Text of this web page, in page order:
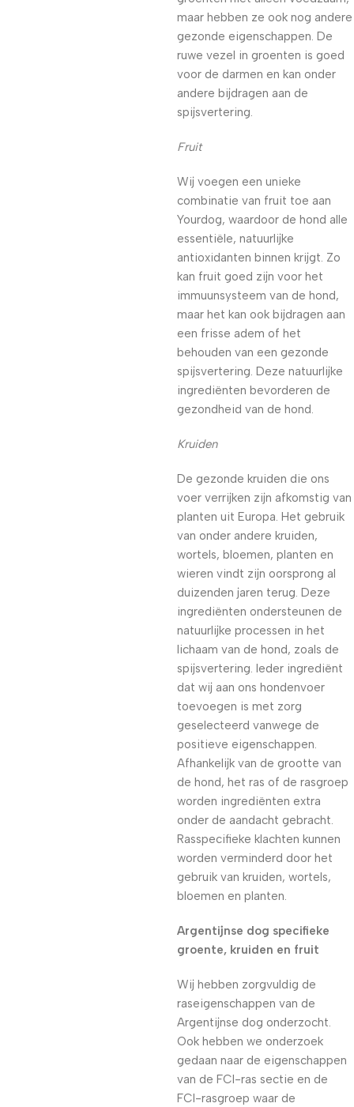
maar hebben ze ook nog andere
gezonde eigenschappen. De
ruwe vezel in groenten is goed
voor de darmen en kan onder
andere bijdragen aan de
spijsvertering.
Fruit
Wij voegen een unieke
combinatie van fruit toe aan
Yourdog, waardoor de hond alle
essentiële, natuurlijke
antioxidanten binnen krijgt. Zo
kan fruit goed zijn voor het
immuunsysteem van de hond,
maar het kan ook bijdragen aan
een frisse adem of het
behouden van een gezonde
spijsvertering. Deze natuurlijke
ingrediënten bevorderen de
gezondheid van de hond.
Kruiden
De gezonde kruiden die ons
voer verrijken zijn afkomstig van
planten uit Europa. Het gebruik
van onder andere kruiden,
wortels, bloemen, planten en
wieren vindt zijn oorsprong al
duizenden jaren terug. Deze
ingrediënten ondersteunen de
natuurlijke processen in het
lichaam van de hond, zoals de
spijsvertering. Ieder ingrediënt
dat wij aan ons hondenvoer
toevoegen is met zorg
geselecteerd vanwege de
positieve eigenschappen.
Afhankelijk van de grootte van
de hond, het ras of de rasgroep
worden ingrediënten extra
onder de aandacht gebracht.
Rasspecifieke klachten kunnen
worden verminderd door het
gebruik van kruiden, wortels,
bloemen en planten.
Argentijnse dog specifieke
groente, kruiden en fruit
Wij hebben zorgvuldig de
raseigenschappen van de
Argentijnse dog onderzocht.
Ook hebben we onderzoek
gedaan naar de eigenschappen
van de FCI-ras sectie en de
FCI-rasgroep waar de